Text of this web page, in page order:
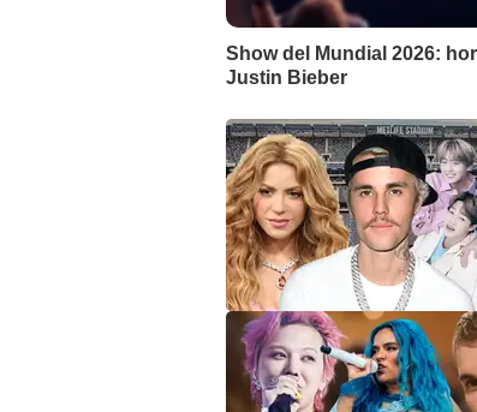
Show del Mundial 2026:
Justin Bieber